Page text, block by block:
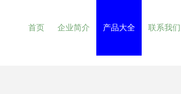
首页 企业简介 产品大全 联系我们